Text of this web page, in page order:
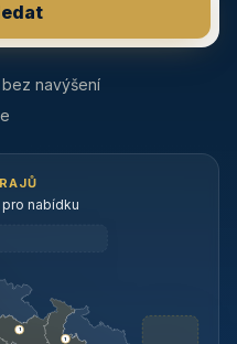
navýšení
nabídku
1
1